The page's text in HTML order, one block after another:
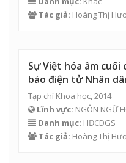
Tác giả: Hoàng Thị
Sự Việt hóa âm
báo điện tử Nhân
Tạp chí Khoa học, 2014
Lĩnh vực: NGÔN NGỮ
Danh mục: HĐCDGS
Tác giả: Hoàng Thị